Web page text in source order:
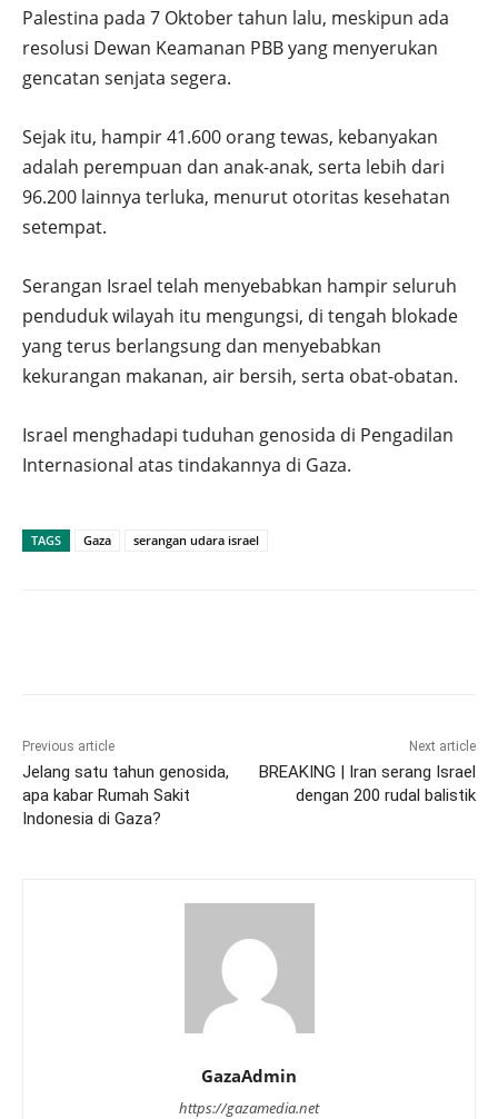
Palestina pada 7 Oktober tahun lalu, meskipun ada
resolusi Dewan Keamanan PBB yang menyerukan
gencatan senjata segera.
Sejak itu, hampir 41.600 orang tewas, kebanyakan
adalah perempuan dan anak-anak, serta lebih dari
96.200 lainnya terluka, menurut otoritas kesehatan
setempat.
Serangan Israel telah menyebabkan hampir seluruh
penduduk wilayah itu mengungsi, di tengah blokade
yang terus berlangsung dan menyebabkan
kekurangan makanan, air bersih, serta obat-obatan.
Israel menghadapi tuduhan genosida di Pengadilan
Internasional atas tindakannya di Gaza.
TAGS Gaza serangan udara israel
Previous article
Jelang satu tahun genosida,
apa kabar Rumah Sakit
Indonesia di Gaza?
Next article
BREAKING | Iran serang Israel
dengan 200 rudal balistik
GazaAdmin
https://gazamedia.net